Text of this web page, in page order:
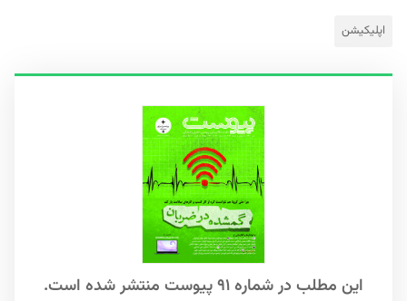
اپلیکیشن
این مطلب در شماره ۹۱ پیوست منتشر شده است.